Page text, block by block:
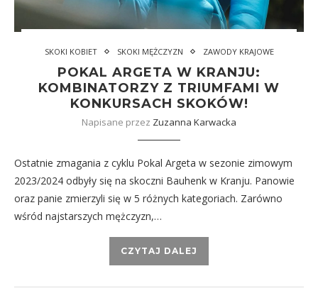
SKOKI KOBIET SKOKI MĘŻCZYZN ZAWODY KRAJOWE
POKAL ARGETA W KRANJU:
KOMBINATORZY Z TRIUMFAMI W
KONKURSACH SKOKÓW!
Napisane przez Zuzanna Karwacka
Ostatnie zmagania z cyklu Pokal Argeta w sezonie zimowym
2023/2024 odbyły się na skoczni Bauhenk w Kranju. Panowie
oraz panie zmierzyli się w 5 różnych kategoriach. Zarówno
wśród najstarszych mężczyzn,…
CZYTAJ DALEJ